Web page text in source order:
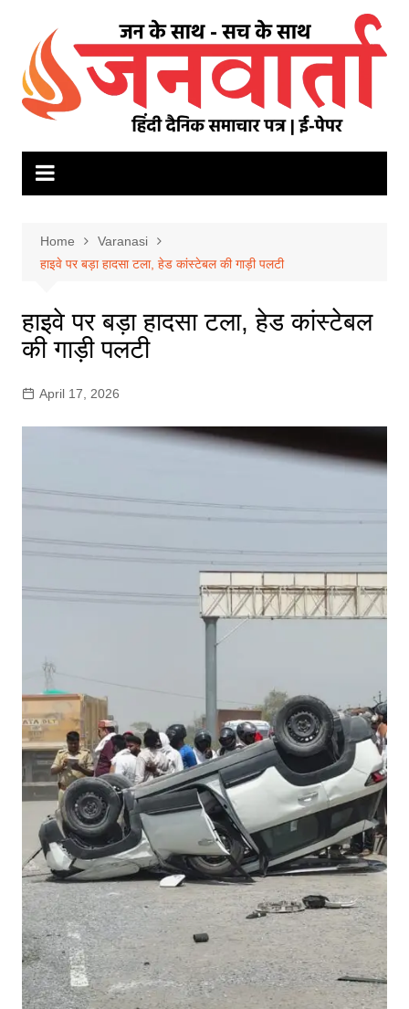
content
Home
Varanasi
हाइवे पर बड़ा हादसा टला, हेड कांस्टेबल की गाड़ी पलटी
हाइवे पर बड़ा हादसा टला, हेड कांस्टेबल
की गाड़ी पलटी
April 17, 2026